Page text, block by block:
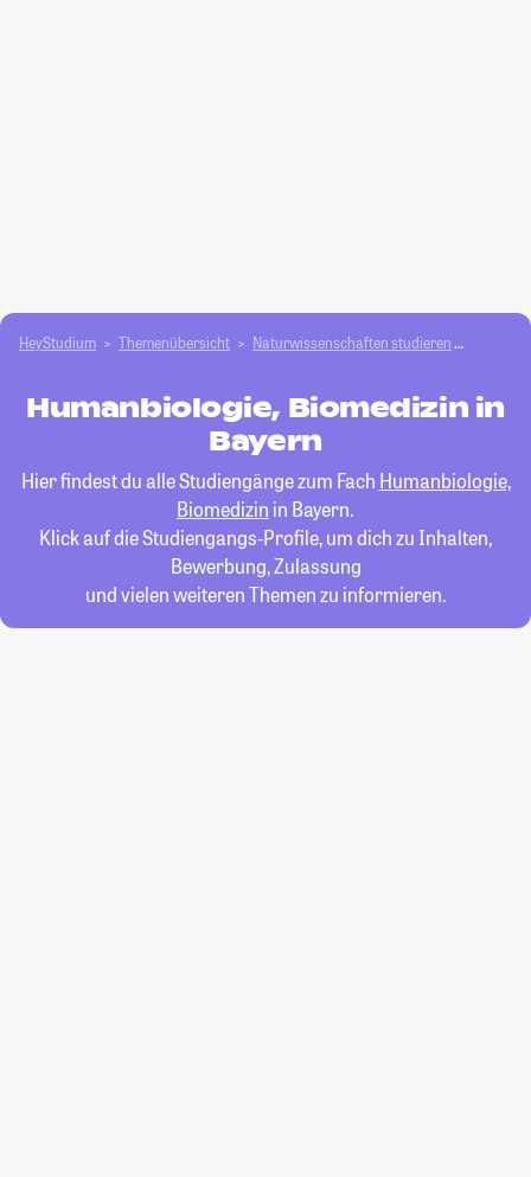
HeyStudium Themenübersicht Natur­wissenschaften studieren
Humanbiologie, Biomedizin in
Bayern
Hier findest du alle Studiengänge zum Fach Humanbiologie,
Biomedizin in Bayern.
Klick auf die Studiengangs-Profile, um dich zu Inhalten,
Bewerbung, Zulassung
und vielen weiteren Themen zu informieren.